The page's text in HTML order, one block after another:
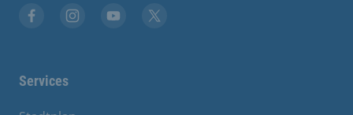
Services